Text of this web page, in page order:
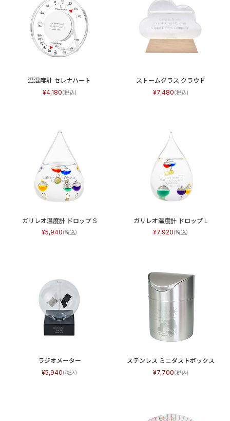
温湿度計 セレナハート
4,180
ストームグラス クラウド
7,480
ガリレオ温度計 ドロップ S
5,940
ガリレオ温度計 ドロップ L
7,920
ラジオメーター
5,940
ステンレス ミニダストボックス
7,700